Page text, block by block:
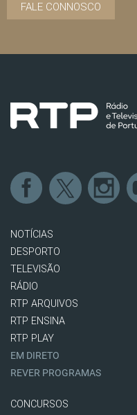
FALE CONNOSCO
NOTÍCIAS
DESPORTO
TELEVISÃO
RÁDIO
RTP ARQUIVOS
RTP ENSINA
RTP PLAY
EM DIRETO
REVER PROGRAMAS
CONCURSOS